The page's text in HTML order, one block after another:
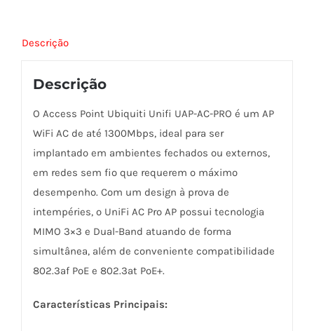
POINT
Descrição
Descrição
O Access Point Ubiquiti Unifi UAP-AC-PRO é um AP
WiFi AC de até 1300Mbps, ideal para ser
implantado em ambientes fechados ou externos,
em redes sem fio que requerem o máximo
desempenho. Com um design à prova de
intempéries, o UniFi AC Pro AP possui tecnologia
MIMO 3×3 e Dual-Band atuando de forma
simultânea, além de conveniente compatibilidade
802.3af PoE e 802.3at PoE+.
Características Principais: